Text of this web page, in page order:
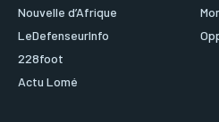
Nouvelle d’Afrique
LeDefenseurInfo
228foot
Actu Lomé